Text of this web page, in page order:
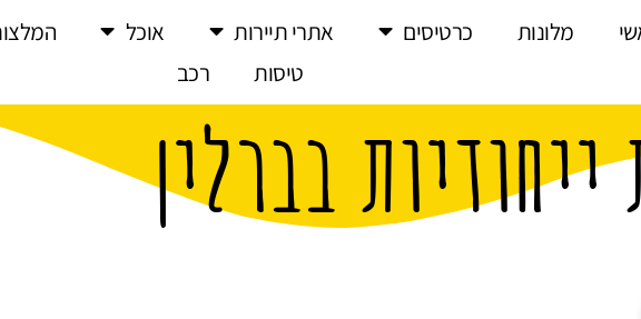
מלונות כרטיסים אתרי תיירות אוכל
טיסות
רכב
בברלין